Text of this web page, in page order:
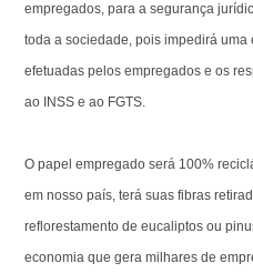
empregados, para a segurança
toda a sociedade, pois impedirá
efetuadas pelos empregados e os
ao INSS e ao FGTS.
O papel empregado será 100%
em nosso país, terá suas fibras
reflorestamento de eucaliptos ou
economia que gera milhares de